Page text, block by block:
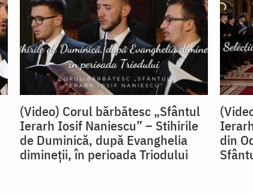
(Video) Corul bărbătesc „Sfântul
Ierarh Iosif Naniescu” – Stihirile
de Duminică, după Evanghelia
dimineții, în perioada Triodului
din